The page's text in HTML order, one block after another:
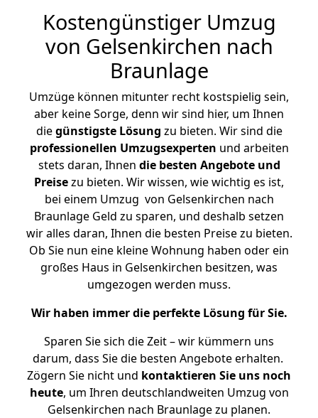
Kostengünstiger Umzug
von Gelsenkirchen nach
Braunlage
Umzüge können mitunter recht kostspielig sein,
aber keine Sorge, denn wir sind hier, um Ihnen
diegünstigste Lösung zu bieten. Wir sind die
professionellen Umzugsexperten und arbeiten
stets daran, Ihnen die besten Angebote und
Preisezu bieten. Wir wissen, wie wichtig es ist,
bei einem Umzug von Gelsenkirchen nach
Braunlage Geld zu sparen, und deshalb setzen
wir alles daran, Ihnen die besten Preise zu bieten.
Ob Sie nun eine kleine Wohnung haben oder ein
großes Haus in Gelsenkirchen besitzen, was
umgezogen werden muss.
Wir haben immer die perfekte Lösung für Sie.
Sparen Sie sich die Zeit – wir kümmern uns
darum, dass Sie die besten Angebote erhalten.
Zögern Sie nicht und kontaktieren Sie uns noch
heute, um Ihren deutschlandweiten Umzug von
Gelsenkirchen nach Braunlage zu planen.